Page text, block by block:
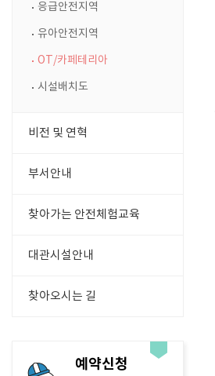
응급안전지역
유아안전지역
OT/카페테리아
시설배치도
비전 및 연혁
부서안내
찾아가는 안전체험교육
대관시설안내
찾아오시는 길
예약신청